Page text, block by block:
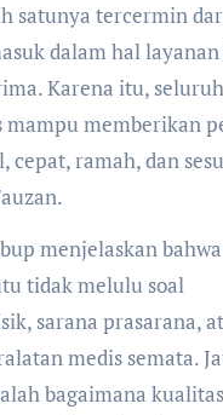
satunya tercermin
dalam hal
Karena itu,
mampu memberikan
cepat, ramah, dan
menjelaskan
tidak melulu soal
sarana prasarana,
medis semata.
bagaimana kualitas